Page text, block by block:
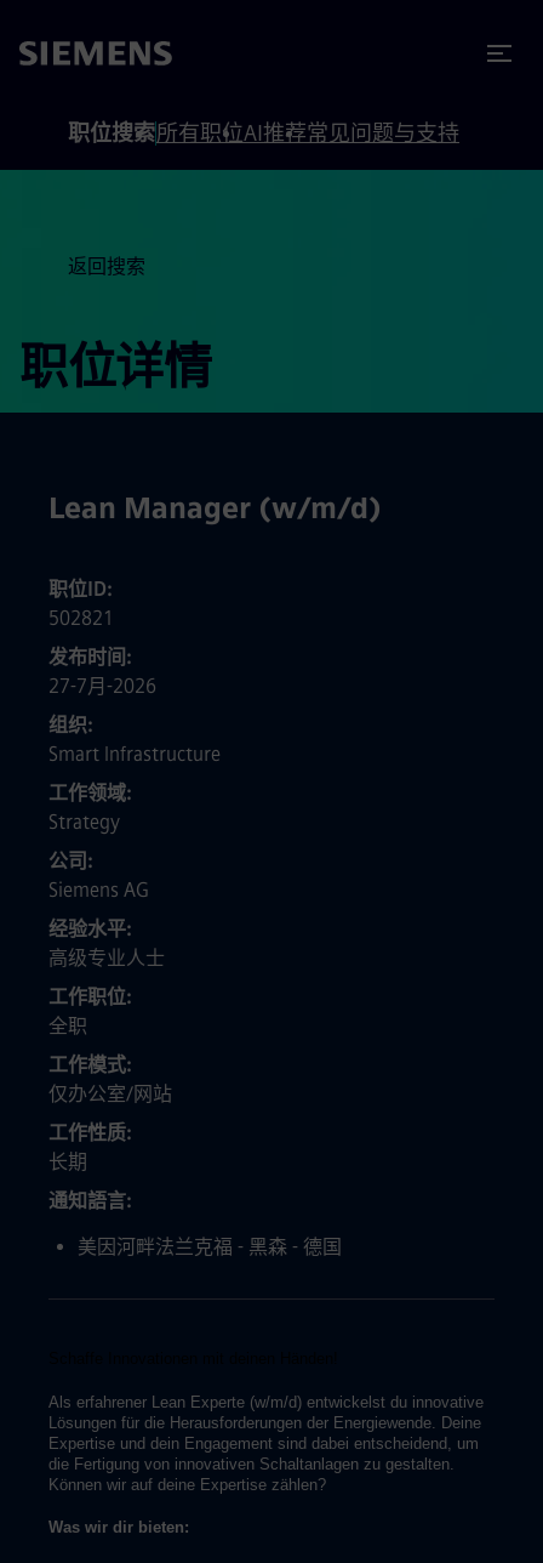
职位搜索所有职位AI推荐常见问题与支持
返回搜索
职位详情
Lean Manager (w/m/d)
职位ID
502821
发布时间
27-7月-2026
组织
Smart Infrastructure
工作领域
Strategy
公司
Siemens AG
经验水平
高级专业人士
工作职位
全职
工作模式
仅办公室/网站
工作性质
长期
通知語言
美因河畔法兰克福 - 黑森 - 德国
Als erfahrener Lean Experte (w/m/d) entwickelst du innovative
Lösungen für die Herausforderungen der Energiewende. Deine
Expertise und dein Engagement sind dabei entscheidend, um
die Fertigung von innovativen Schaltanlagen zu gestalten.
Können wir auf deine Expertise zählen?
Was wir dir bieten: